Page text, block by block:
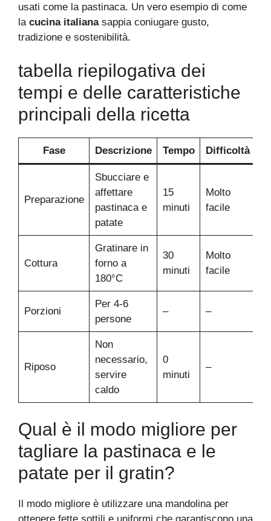
usati come la pastinaca. Un vero esempio di come
la cucina italianasappia coniugare gusto,
tradizione e sostenibilità.
tabella riepilogativa dei
tempi e delle caratteristiche
principali della ricetta
Fase Descrizione Tempo Difficoltà
Preparazione
Sbucciare e
affettare
pastinaca e
patate
15
minuti
Molto
facile
Cottura
Gratinare in
forno a
180°C
30
minuti
Molto
facile
Porzioni
Per 4-6
persone
– –
Riposo
Non
necessario,
servire
caldo
0
minuti
–
Qual è il modo migliore per
tagliare la pastinaca e le
patate per il gratin?
Il modo migliore è utilizzare una mandolina per
ottenere fette sottili e uniformi che garantiscono una